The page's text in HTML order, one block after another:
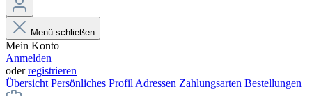
Menü schließen
Mein Konto
Anmelden
oderregistrieren
Übersicht Persönliches Profil Adressen Zahlungsarten Bestellungen